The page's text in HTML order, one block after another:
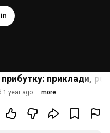
приклади,
1 year ago more